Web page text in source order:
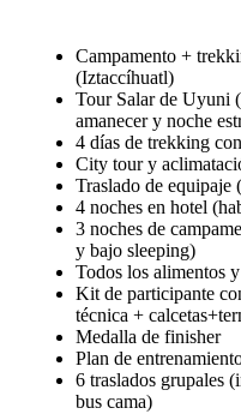
Campamento +
(Iztaccíhuatl)
Tour Salar de Uyuni
amanecer y noche
4 días de trekking
City tour y
Traslado de equipaje
4 noches en hotel
3 noches de
y bajo sleeping)
Todos los alimentos
Kit de participante
técnica +
Medalla de finisher
Plan de
6 traslados grupales
bus cama)